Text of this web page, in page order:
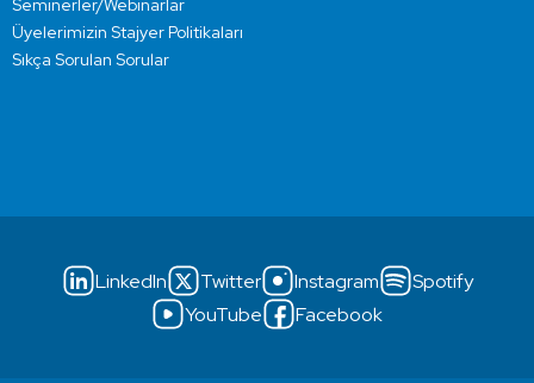
Seminerler/Webinarlar
Üyelerimizin Stajyer Politikaları
Sıkça Sorulan Sorular
LinkedIn Twitter Instagram
Spotify
YouTube
Facebook